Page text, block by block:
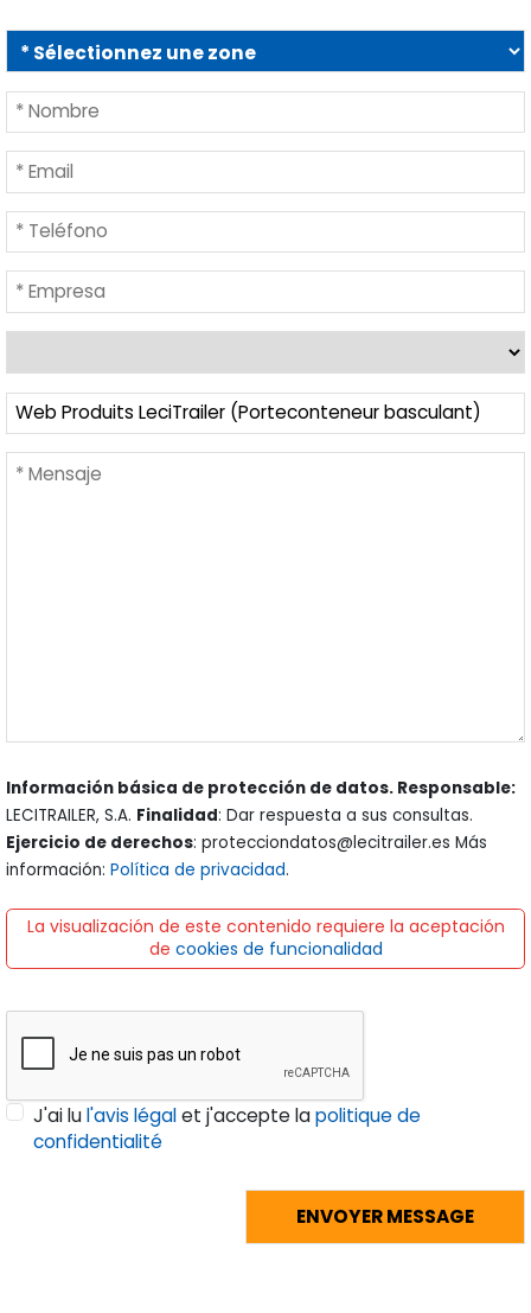
Información básica de protección de datos. Responsable:
LECITRAILER, S.A. Finalidad: Dar respuesta a sus consultas.
Ejercicio de derechos: protecciondatos@lecitrailer.es Más
información: Política de privacidad.
La visualización de este contenido requiere la aceptación
de cookies de funcionalidad
J'ai lul'avis légalet j'accepte lapolitique de
confidentialité